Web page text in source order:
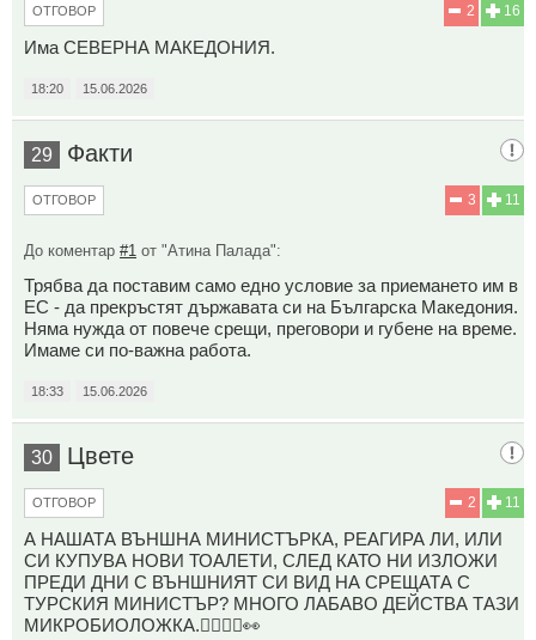
16
2
ОТГОВОР
Има СЕВЕРНА МАКЕДОНИЯ.
18:20 15.06.2026
29 Факти
11
3
ОТГОВОР
До коментар #1 от "Атина Палада":
Трябва да поставим само едно условие за приемането им в
ЕС - да прекръстят държавата си на Българска Македония.
Няма нужда от повече срещи, преговори и губене на време.
Имаме си по-важна работа.
18:33 15.06.2026
30 Цвете
11
2
ОТГОВОР
А НАШАТА ВЪНШНА МИНИСТЪРКА, РЕАГИРА ЛИ, ИЛИ
СИ КУПУВА НОВИ ТОАЛЕТИ, СЛЕД КАТО НИ ИЗЛОЖИ
ПРЕДИ ДНИ С ВЪНШНИЯТ СИ ВИД НА СРЕЩАТА С
ТУРСКИЯ МИНИСТЪР? МНОГО ЛАБАВО ДЕЙСТВА ТАЗИ
МИКРОБИОЛОЖКА.🤦‍♂️🤷‍♀️👀